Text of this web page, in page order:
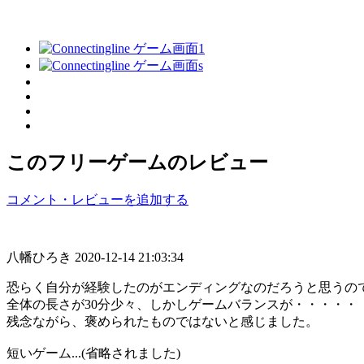
このフリーゲームのレビュー
コメント・レビューを追加する
八幡ひろき 2020-12-14 21:03:34
恐らく自分が経験したのがエンディングなのだろうと思うの
全体の長さが30分少々、しかしゲームバランスが・・・・・
残念ながら、褒められたものではないと感じました。
短いゲーム...(省略されました)